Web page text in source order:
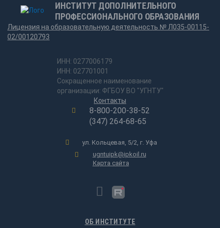
ИНСТИТУТ ДОПОЛНИТЕЛЬНОГО
ПРОФЕССИОНАЛЬНОГО ОБРАЗОВАНИЯ
Лицензия на образовательную деятельность № Л035-00115-
02/00120793
ИНН: 0277006179
ИНН: 027701001
Сокращенное наименование
организации: ФГБОУ ВО "УГНТУ"
Контакты
8-800-200-38-52
(347) 264-68-65
ул. Кольцевая, 5/2, г. Уфа
ugntuipk@ipkoil.ru
Карта сайта
ОБ ИНСТИТУТЕ